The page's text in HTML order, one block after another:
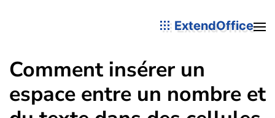
ExtendOffice
Comment insérer un
espace entre un nombre et